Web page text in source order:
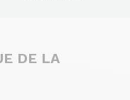
DE LA